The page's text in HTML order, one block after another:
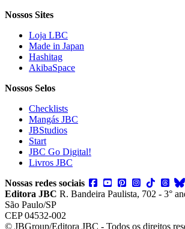
Nossos Sites
Loja LBC
Made in Japan
Hashitag
AkibaSpace
Nossos Selos
Checklists
Mangás JBC
JBStudios
Start
JBC Go Digital!
Livros JBC
Nossas redes sociais
Editora JBC R. Bandeira Paulista, 702 - 3°
São Paulo/SP
CEP 04532-002
© JBGroup/Editora JBC - Todos os direitos